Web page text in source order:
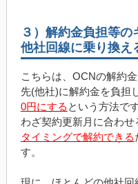
３）解約金負担等
他社回線に乗り換え
こちらは、OCNの解約
先(他社)に解約金を負担
0円にする という方法で
わざ契約更新月に合わせ
タイミングで解約できる
す。